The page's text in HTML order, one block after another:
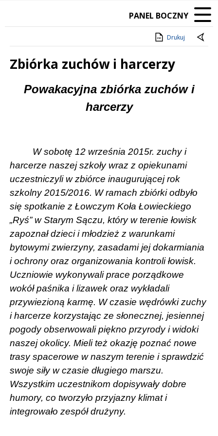
PANEL BOCZNY
Drukuj
Zbiórka zuchów i harcerzy
Treść
Powakacyjna zbiórka zuchów i
harcerzy
W sobotę 12 września 2015r. zuchy i
harcerze naszej szkoły wraz z opiekunami
uczestniczyli w zbiórce inaugurującej rok
szkolny 2015/2016. W ramach zbiórki odbyło
się spotkanie z Łowczym Koła Łowieckiego
„Ryś” w Starym Sączu, który w terenie łowisk
zapoznał dzieci i młodzież z warunkami
bytowymi zwierzyny, zasadami jej dokarmiania
i ochrony oraz organizowania kontroli łowisk.
Uczniowie wykonywali prace porządkowe
wokół paśnika i lizawek oraz wykładali
przywiezioną karmę. W czasie wędrówki zuchy
i harcerze korzystając ze słonecznej, jesiennej
pogody obserwowali piękno przyrody i widoki
naszej okolicy. Mieli też okazję poznać nowe
trasy spacerowe w naszym terenie i sprawdzić
swoje siły w czasie długiego marszu.
Wszystkim uczestnikom dopisywały dobre
humory, co tworzyło przyjazny klimat i
integrowało zespół drużyny.